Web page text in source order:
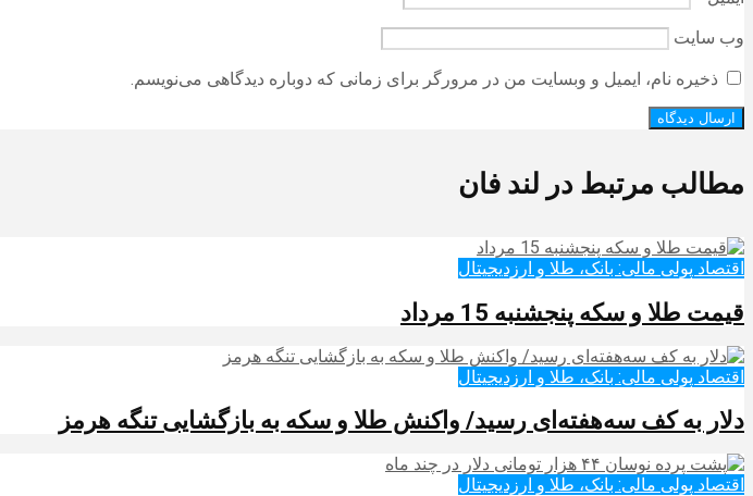
وب‌ سایت
ذخیره نام، ایمیل و وبسایت من در مرورگر برای زمانی که دوباره دیدگاهی می‌نویسم.
مطالب مرتبط در لند فان
اقتصاد پولی مالی: بانک، طلا و ارزدیجیتال‌
قیمت طلا و سکه پنجشنبه 15 مرداد
اقتصاد پولی مالی: بانک، طلا و ارزدیجیتال‌
دلار به کف سه‌هفته‌ای رسید/ واکنش طلا و سکه به بازگشایی تنگه هرمز
اقتصاد پولی مالی: بانک، طلا و ارزدیجیتال‌